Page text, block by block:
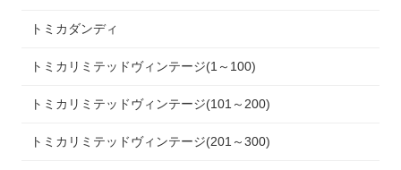
トミカダンディ
トミカリミテッドヴィンテージ(1～100)
トミカリミテッドヴィンテージ(101～200)
トミカリミテッドヴィンテージ(201～300)